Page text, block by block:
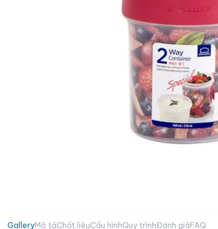
GalleryMô tảChất liệuCấu hìnhQuy trìnhĐánh giáFAQ